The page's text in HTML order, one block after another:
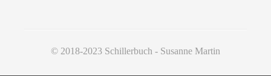
© 2018-2023 Schillerbuch - Susanne Martin